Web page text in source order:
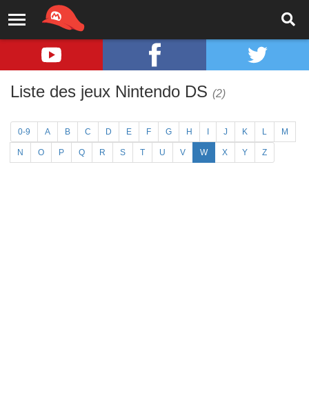
Liste des jeux Nintendo DS (2)
0-9 A B C D E F G H J K L M
N O P Q R S T U V W X Y Z